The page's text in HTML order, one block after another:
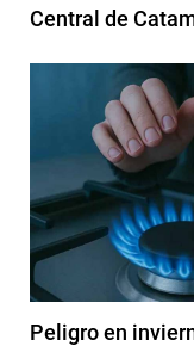
Central de
Peligro en